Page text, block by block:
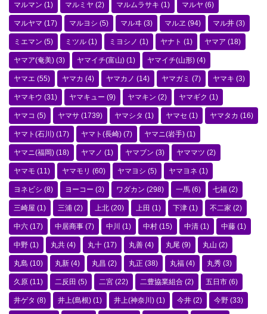
マルマン (1) マルミヤ (2) マルムラサキ (1) マルヤ (6)
マルヤマ (17) マルヨシ (5) マルヰ (3) マルヱ (94) マル井 (3)
ミエマン (5) ミツル (1) ミヨシノ (1) ヤナト (1) ヤマア (18)
ヤマア(奄美) (3) ヤマイチ(富山) (1) ヤマイチ(山形) (4)
ヤマエ (55) ヤマカ (4) ヤマカノ (14) ヤマガミ (7) ヤマキ (3)
ヤマキウ (31) ヤマキュー (9) ヤマキン (2) ヤマギク (1)
ヤマコ (5) ヤマサ (1739) ヤマシタ (1) ヤマセ (1) ヤマタカ (16)
ヤマト(石川) (17) ヤマト(長崎) (7) ヤマニ(岩手) (1)
ヤマニ(福岡) (18) ヤマノ (1) ヤマブン (3) ヤママツ (2)
ヤマモ (11) ヤマモリ (60) ヤマヨシ (5) ヤマヨネ (1)
ヨネビシ (8) ヨーコー (3) ワダカン (298) 一馬 (6) 七福 (2)
三崎屋 (1) 三浦 (2) 上北 (20) 上田 (1) 下津 (1) 不二家 (2)
中六 (17) 中居商事 (7) 中川 (1) 中村 (15) 中清 (1) 中藤 (1)
中野 (1) 丸共 (4) 丸十 (17) 丸善 (4) 丸尾 (9) 丸山 (2)
丸島 (10) 丸新 (4) 丸昌 (2) 丸正 (38) 丸福 (4) 丸秀 (3)
久原 (11) 二反田 (5) 二宮 (22) 二豊協業組合 (2) 五日市 (6)
井ゲタ (8) 井上(島根) (1) 井上(神奈川) (1) 今井 (2) 今野 (33)